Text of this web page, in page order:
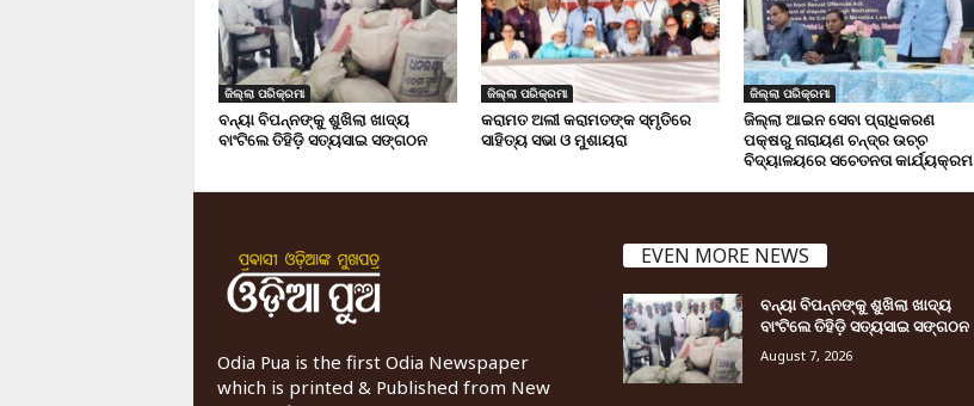
ଜିଲ୍ଲା ପରିକ୍ରମା
ବନ୍ୟା ବିପନ୍ନଙ୍କୁ ଶୁଖିଲା ଖାଦ୍ୟ
ବାଂଟିଲେ ତିହିଡି଼ ସତ୍ୟସାଇ ସଙ୍ଗଠନ
ଜିଲ୍ଲା ପରିକ୍ରମା
କରାମତ ଅଲୀ କରାମତଙ୍କ ସ୍ମୃତିରେ
ସାହିତ୍ୟ ସଭା ଓ ମୁଶାୟରା
ଜିଲ୍ଲା ପରିକ୍ରମା
ଜିଲ୍ଲା ଆଇନ ସେବା ପ୍ରାଧିକରଣ
ପକ୍ଷରୁ ନାରାୟଣ ଚନ୍ଦ୍ର ଉଚ୍ଚ
ବିଦ୍ୟାଳୟରେ ସଚେତନତା କାର୍ଯ୍ୟକ୍ରମ
Odia Pua is the first Odia Newspaper
which is printed & Published from New
EVEN MORE NEWS
ବନ୍ୟା ବିପନ୍ନଙ୍କୁ ଶୁଖିଲା ଖାଦ୍ୟ
ବାଂଟିଲେ ତିହିଡି଼ ସତ୍ୟସାଇ ସଙ୍ଗଠନ
August 7, 2026